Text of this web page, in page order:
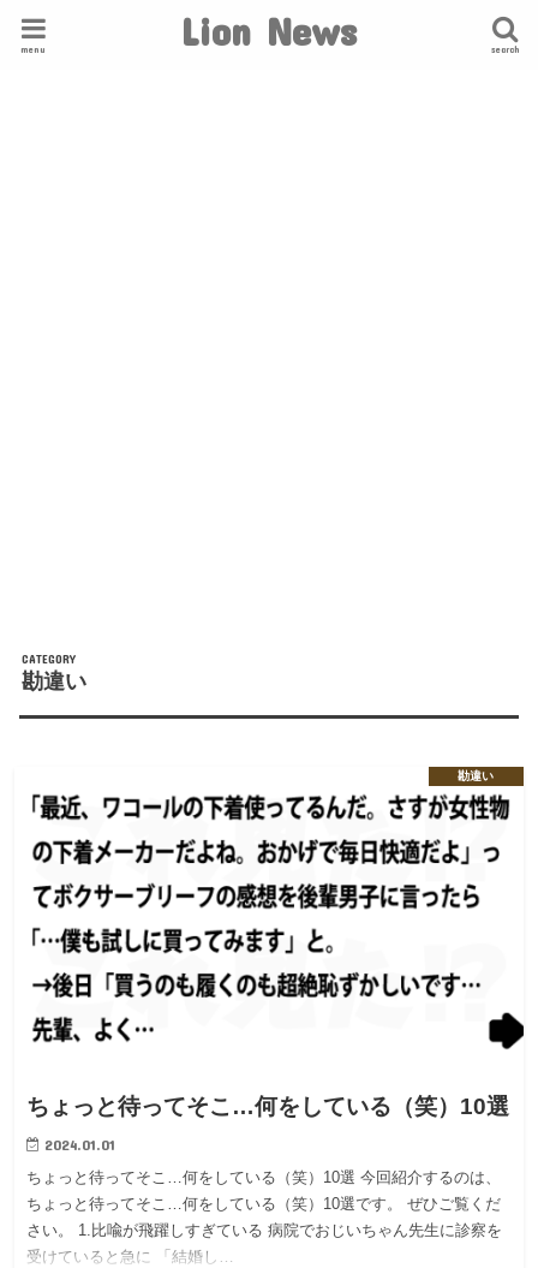
Lion News search
menu
勘違い
勘違い
ちょっと待ってそこ…何をしている（笑）10選
2024.01.01
ちょっと待ってそこ…何をしている（笑）10選 今回紹介するのは、
ちょっと待ってそこ…何をしている（笑）10選です。 ぜひご覧くだ
さい。 1.比喩が飛躍しすぎている 病院でおじいちゃん先生に診察を
受けていると急に 「結婚し…